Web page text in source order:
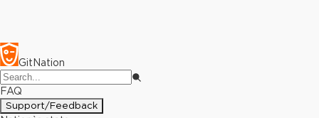
GitNation
FAQ
Support/Feedback